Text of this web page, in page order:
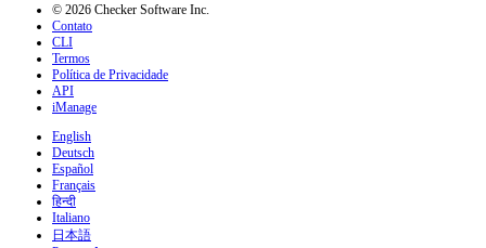
© 2026 Checker Software Inc.
Contato
CLI
Termos
Política de Privacidade
API
iManage
English
Deutsch
Español
Français
हिन्दी
Italiano
日本語